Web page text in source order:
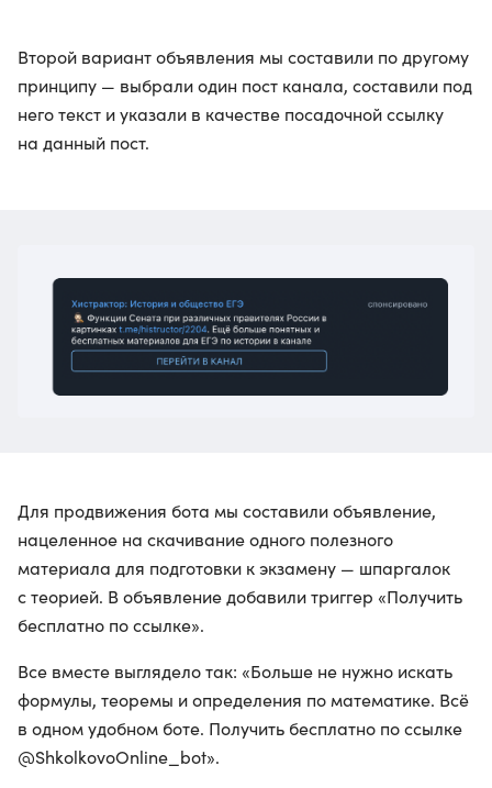
Второй вариант объявления мы составили по другому
принципу — выбрали один пост канала, составили под
него текст и указали в качестве посадочной ссылку
на данный пост.
Для продвижения бота мы составили объявление,
нацеленное на скачивание одного полезного
материала для подготовки к экзамену — шпаргалок
с теорией. В объявление добавили триггер «Получить
бесплатно по ссылке».
Все вместе выглядело так: «Больше не нужно искать
формулы, теоремы и определения по математике. Всё
в одном удобном боте. Получить бесплатно по ссылке
@ShkolkovoOnline_bot».